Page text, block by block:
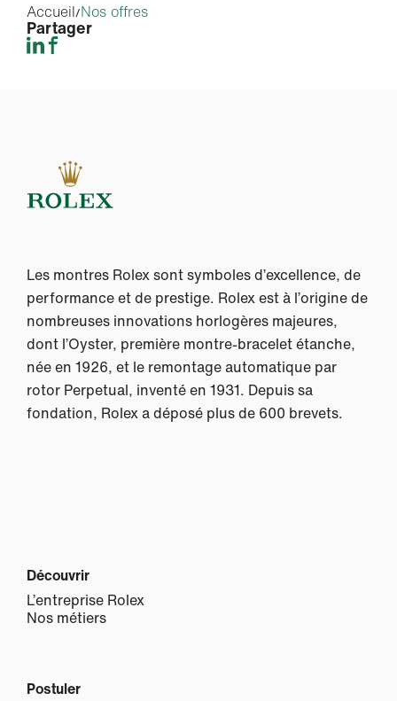
Accueil Nos offres
Partager
Les montres Rolex sont symboles d’excellence, de
performance et de prestige. Rolex est à l’origine de
nombreuses innovations horlogères majeures,
dont l’Oyster, première montre-bracelet étanche,
née en 1926, et le remontage automatique par
rotor Perpetual, inventé en 1931. Depuis sa
fondation, Rolex a déposé plus de 600 brevets.
Découvrir
L’entreprise Rolex
Nos métiers
Postuler